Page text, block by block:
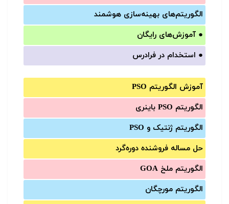
الگوریتم‌های بهینه‌سازی هوشمند
● آموزش‌های رایگان
● استخدام در فرادرس
آموزش الگوریتم PSO
الگوریتم PSO باینری
الگوریتم ژنتیک و PSO
حل مساله فروشنده دوره‌گرد
الگوریتم ملخ GOA
الگوریتم مورچگان